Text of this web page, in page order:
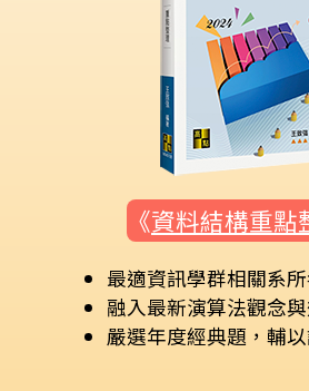
《資料結構重點
最適資訊學群相關系
融入最新演算法觀念
嚴選年度經典題，輔